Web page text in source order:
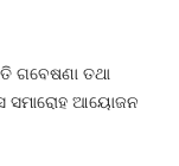
ଗବେଷଣା ତଥା
ସମାରୋହ ଆୟୋଜନ